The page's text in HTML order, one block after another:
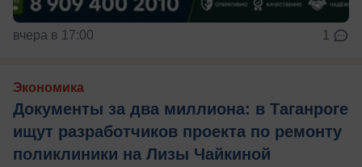
вчера в 17:00 1
Экономика
Документы за два миллиона: в Таганроге
ищут разработчиков проекта по ремонту
поликлиники на Лизы Чайкиной